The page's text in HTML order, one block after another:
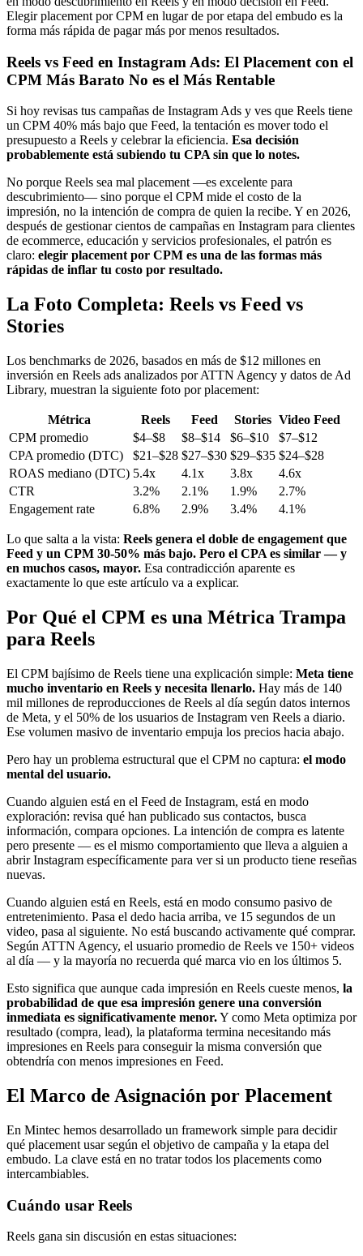
Elegir placement por CPM en lugar de por etapa del embudo es la
forma más rápida de pagar más por menos resultados.
Reels vs Feed en Instagram Ads: El Placement con el
CPM Más Barato No es el Más Rentable
Si hoy revisas tus campañas de Instagram Ads y ves que Reels tiene
un CPM 40% más bajo que Feed, la tentación es mover todo el
presupuesto a Reels y celebrar la eficiencia. Esa decisión
probablemente está subiendo tu CPA sin que lo notes.
No porque Reels sea mal placement —es excelente para
descubrimiento— sino porque el CPM mide el costo de la
impresión, no la intención de compra de quien la recibe. Y en 2026,
después de gestionar cientos de campañas en Instagram para clientes
de ecommerce, educación y servicios profesionales, el patrón es
claro: elegir placement por CPM es una de las formas más
rápidas de inflar tu costo por resultado.
La Foto Completa: Reels vs Feed vs
Stories
Los benchmarks de 2026, basados en más de $12 millones en
inversión en Reels ads analizados por ATTN Agency y datos de Ad
Library, muestran la siguiente foto por placement:
Métrica Reels Feed Stories Video Feed
CPM promedio
$4–$8 $8–$14 $6–$10
$7–$12
CPA promedio (DTC)
$21–$28 $27–$30 $29–$35 $24–$28
ROAS mediano (DTC) 5.4x 4.1x 3.8x
4.6x
CTR
3.2% 2.1% 1.9%
2.7%
Engagement rate
6.8% 2.9% 3.4% 4.1%
Lo que salta a la vista: Reels genera el doble de engagement que
Feed y un CPM 30-50% más bajo. Pero el CPA es similar — y
en muchos casos, mayor. Esa contradicción aparente es
exactamente lo que este artículo va a explicar.
Por Qué el CPM es una Métrica Trampa
para Reels
El CPM bajísimo de Reels tiene una explicación simple: Meta tiene
mucho inventario en Reels y necesita llenarlo. Hay más de 140
mil millones de reproducciones de Reels al día según datos internos
de Meta, y el 50% de los usuarios de Instagram ven Reels a diario.
Ese volumen masivo de inventario empuja los precios hacia abajo.
Pero hay un problema estructural que el CPM no captura: el modo
mental del usuario.
Cuando alguien está en el Feed de Instagram, está en modo
exploración: revisa qué han publicado sus contactos, busca
información, compara opciones. La intención de compra es latente
pero presente — es el mismo comportamiento que lleva a alguien a
abrir Instagram específicamente para ver si un producto tiene reseñas
nuevas.
Cuando alguien está en Reels, está en modo consumo pasivo de
entretenimiento. Pasa el dedo hacia arriba, ve 15 segundos de un
video, pasa al siguiente. No está buscando activamente qué comprar.
Según ATTN Agency, el usuario promedio de Reels ve 150+ videos
al día — y la mayoría no recuerda qué marca vio en los últimos 5.
Esto significa que aunque cada impresión en Reels cueste menos, la
probabilidad de que esa impresión genere una conversión
inmediata es significativamente menor.Y como Meta optimiza por
resultado (compra, lead), la plataforma termina necesitando más
impresiones en Reels para conseguir la misma conversión que
obtendría con menos impresiones en Feed.
El Marco de Asignación por Placement
En Mintec hemos desarrollado un framework simple para decidir
qué placement usar según el objetivo de campaña y la etapa del
embudo. La clave está en no tratar todos los placements como
intercambiables.
Cuándo usar Reels
Reels gana sin discusión en estas situaciones: